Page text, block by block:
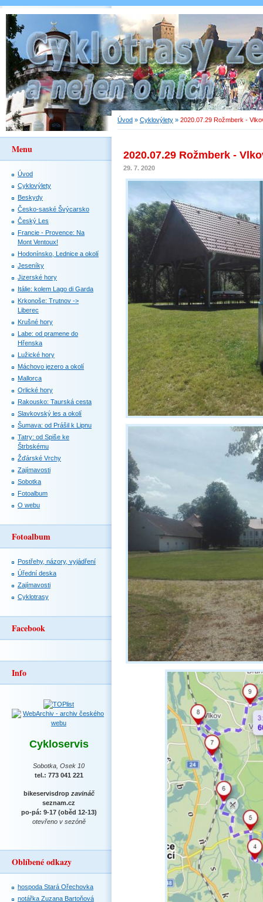
Úvod » Cyklovýlety » 2020.07.29 Rožmberk -
2020.07.29 Rožmberk -
29. 7. 2020
Menu
Úvod
Cyklovýlety
Beskydy
Česko-saské Švýcarsko
Český Les
Francie - Provence: Na
Mont Ventoux!
Hodonínsko, Lednice a okolí
Jeseníky
Jizerské hory
Itálie: kolem Lago di Garda
Krkonoše: Trutnov ->
Liberec
Krušné hory
Labe: od pramene do
Hřenska
Lužické hory
Máchovo jezero a okolí
Mallorca
Orlické hory
Rakousko: Taurská cesta
Slavkovský les a okolí
Šumava: od Prášil k Lipnu
Tatry: od Spiše ke
Štrbskému
Žďárské Vrchy
Zajímavosti
Sobotka
Fotoalbum
O webu
Fotoalbum
Postřehy, názory, vyjádření
Úřední deska
Zajímavosti
Cyklotrasy
Facebook
Info
Cykloservis
Sobotka, Osek 10
tel.: 773 041 221
bikeservisdrop zavináč
seznam.cz
po-pá: 9-17 (oběd 12-13)
otevřeno v sezóně
Oblíbené odkazy
hospoda Stará Ořechovka
notářka Zuzana Bartoňová